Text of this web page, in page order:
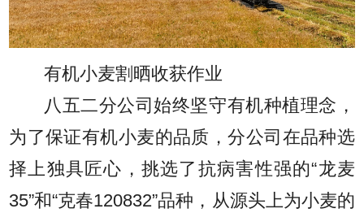
有机小麦割晒收获作业
八五二分公司始终坚守有机种植理念，
为了保证有机小麦的品质，分公司在品种选
择上独具匠心，挑选了抗病害性强的“龙麦
35”和“克春120832”品种，从源头上为小麦的